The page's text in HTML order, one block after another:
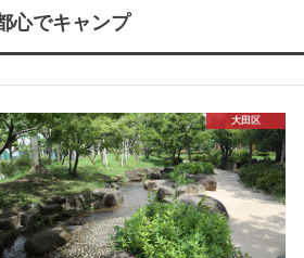
心でキャンプ
大田区